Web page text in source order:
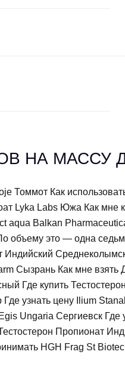
НА МАССУ
Томмот Как
Lyka Labs Южа Как мне
aqua Balkan
объему это — одна
Индийский
Сызрань Как мне взять
Где купить
узнать цену Ilium
Ungaria Сергиевск
Пропионат
HGH Frag St